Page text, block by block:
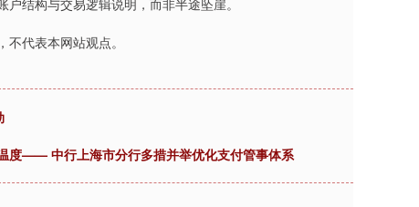
结构与交易逻辑说明，而非半途坠崖。
代表本网站观点。
度—— 中行上海市分行多措并举优化支付管事体系